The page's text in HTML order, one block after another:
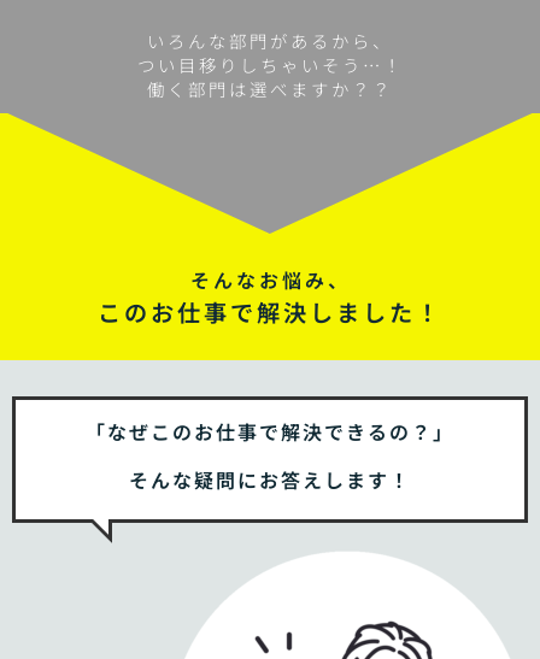
いろんな部門があるから、
つい目移りしちゃいそう…！
働く部門は選べますか？？
そんなお悩み、
このお仕事で解決しました！
「なぜこのお仕事で解決できるの？」
そんな疑問にお答えします！